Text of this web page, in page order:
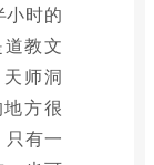
小时的
教文
师洞
方很
只有一